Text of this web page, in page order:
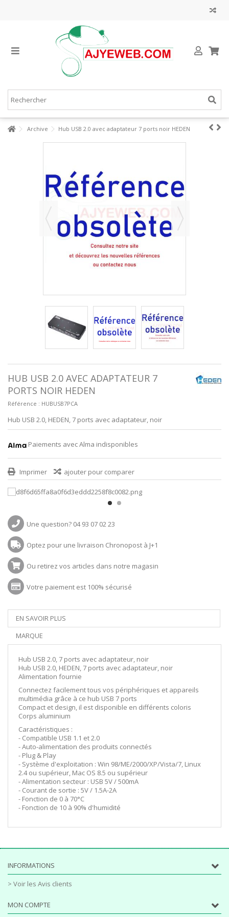
Archive Hub USB 2.0 avec adaptateur 7 ports noir HEDEN
HUB USB 2.0 AVEC ADAPTATEUR 7
PORTS NOIR HEDEN
Référence : HUBUSB7PCA
Hub USB 2.0, HEDEN, 7 ports avec adaptateur, noir
Paiements avec Alma indisponibles
Imprimer ajouter pour comparer
Une question? 04 93 07 02 23
Optez pour une livraison Chronopost à J+1
Ou retirez vos articles dans notre magasin
Votre paiement est 100% sécurisé
EN SAVOIR PLUS
MARQUE
Hub USB 2.0, 7 ports avec adaptateur, noir
Hub USB 2.0, HEDEN, 7 ports avec adaptateur, noir
Alimentation fournie
Connectez facilement tous vos périphériques et appareils
multimédia grâce à ce hub USB 7 ports
Compact et design, il est disponible en différents coloris
Corps aluminium
Caractéristiques :
- Compatible USB 1.1 et 2.0
- Auto-alimentation des produits connectés
- Plug & Play
- Système d'exploitation : Win 98/ME/2000/XP/Vista/7, Linux
2.4 ou supérieur, Mac OS 8.5 ou supérieur
- Alimentation secteur : USB 5V / 500mA
- Courant de sortie : 5V / 1.5A-2A
- Fonction de 0 à 70°C
- Fonction de 10 à 90% d'humidité
INFORMATIONS
> Voir les Avis clients
MON COMPTE